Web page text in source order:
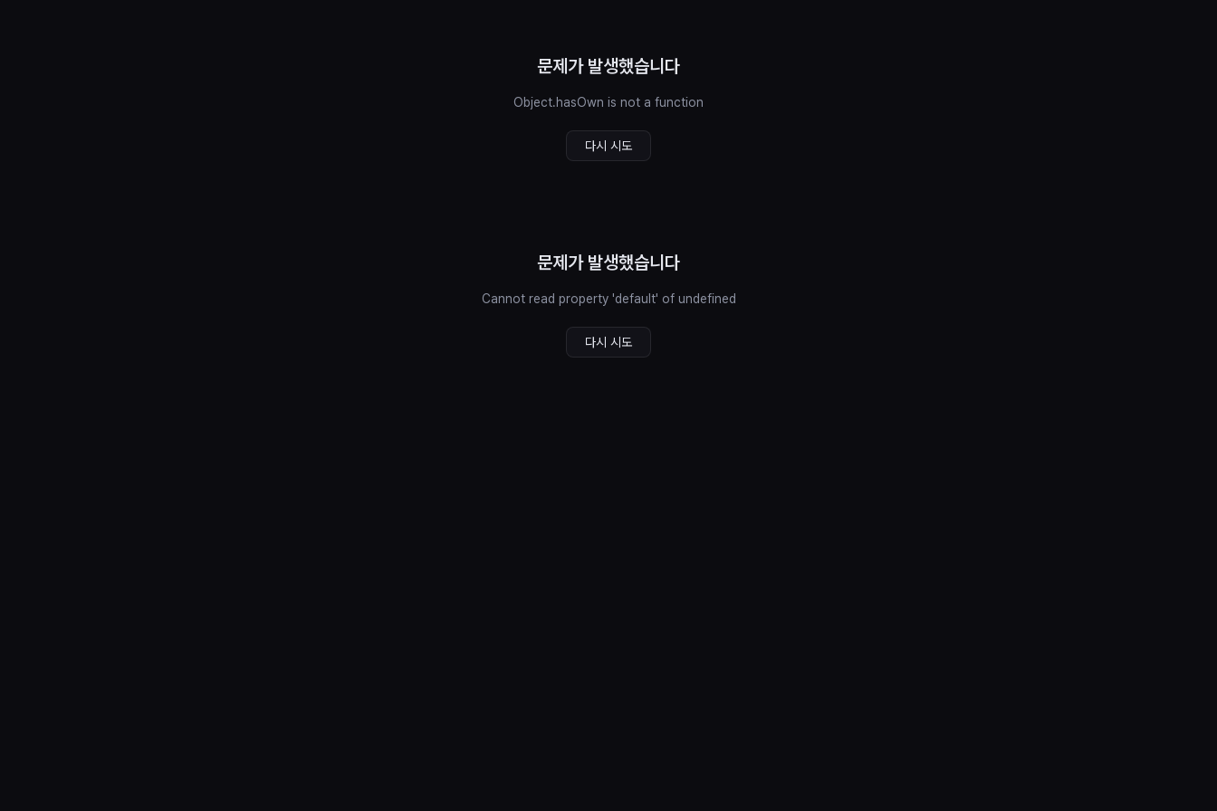
문제가 발생했습니다
Object.hasOwn is not a function
다시 시도
문제가 발생했습니다
Cannot read property 'default' of undefined
다시 시도